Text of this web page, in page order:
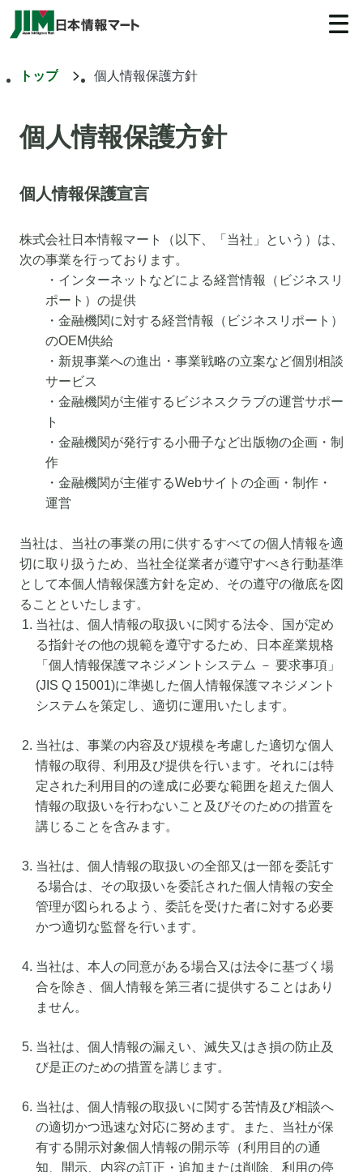
トップ 個人情報保護方針
個人情報保護方針
個人情報保護宣言
株式会社日本情報マート（以下、「当社」という）は、
次の事業を行っております。
・インターネットなどによる経営情報（ビジネスリ
ポート）の提供
・金融機関に対する経営情報（ビジネスリポート）
のOEM供給
・新規事業への進出・事業戦略の立案など個別相談
サービス
・金融機関が主催するビジネスクラブの運営サポー
ト
・金融機関が発行する小冊子など出版物の企画・制
作
・金融機関が主催するWebサイトの企画・制作・
運営
当社は、当社の事業の用に供するすべての個人情報を適
切に取り扱うため、当社全従業者が遵守すべき行動基準
として本個人情報保護方針を定め、その遵守の徹底を図
ることといたします。
当社は、個人情報の取扱いに関する法令、国が定め
る指針その他の規範を遵守するため、日本産業規格
「個人情報保護マネジメントシステム － 要求事項」
(JIS Q 15001)に準拠した個人情報保護マネジメント
システムを策定し、適切に運用いたします。
当社は、事業の内容及び規模を考慮した適切な個人
情報の取得、利用及び提供を行います。それには特
定された利用目的の達成に必要な範囲を超えた個人
情報の取扱いを行わないこと及びそのための措置を
講じることを含みます。
当社は、個人情報の取扱いの全部又は一部を委託す
る場合は、その取扱いを委託された個人情報の安全
管理が図られるよう、委託を受けた者に対する必要
かつ適切な監督を行います。
当社は、本人の同意がある場合又は法令に基づく場
合を除き、個人情報を第三者に提供することはあり
ません。
当社は、個人情報の漏えい、滅失又はき損の防止及
び是正のための措置を講じます。
当社は、個人情報の取扱いに関する苦情及び相談へ
の適切かつ迅速な対応に努めます。また、当社が保
有する開示対象個人情報の開示等（利用目的の通
知、開示、内容の訂正・追加または削除、利用の停